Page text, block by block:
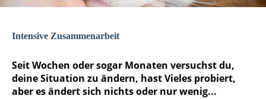
Intensive Zusammenarbeit
Seit Wochen oder sogar Monaten versuchst du,
deine Situation zu ändern, hast Vieles probiert,
aber es ändert sich nichts oder nur wenig...